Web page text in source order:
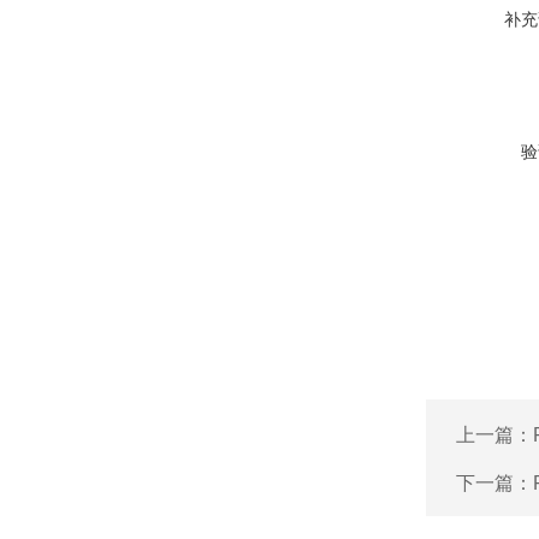
补
上一篇：
下一篇：